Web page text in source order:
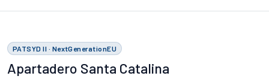
PATSYD II · NextGenerationEU
Apartadero Santa Catalina